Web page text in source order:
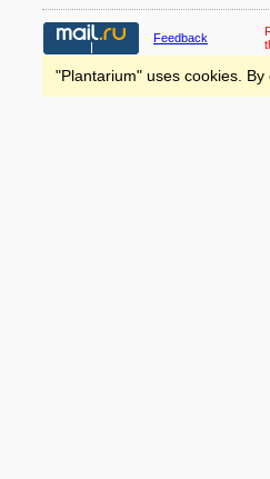
Feedback
"Plantarium" uses cookies.